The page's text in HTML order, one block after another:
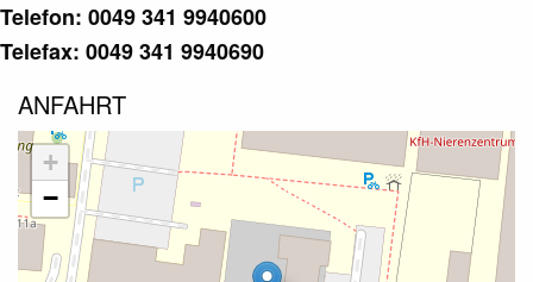
Telefon: 0049 341 9940600
Telefax: 0049 341 9940690
ANFAHRT
+
−